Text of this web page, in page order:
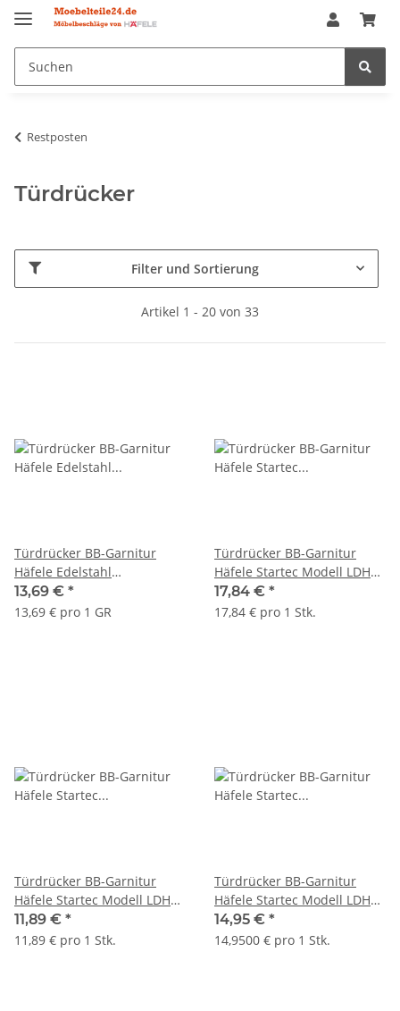
Restposten
Türdrücker
Filter und Sortierung
Artikel 1 - 20 von 33
Türdrücker BB-Garnitur
Häfele Edelstahl
matt/poliert messingfarben
13,69 € *
13,69 € pro 1 GR
Türdrücker BB-Garnitur
Häfele Startec Modell LDH
2170 Edelstahl
messingfarben
17,84 € *
17,84 € pro 1 Stk.
Türdrücker BB-Garnitur
Häfele Startec Modell LDH
2170 Edelstahl poliert
11,89 € *
11,89 € pro 1 Stk.
Türdrücker BB-Garnitur
Häfele Startec Modell LDH
2171 Edelstahl Bicolor
matt/poliert
14,95 € *
14,9500 € pro 1 Stk.